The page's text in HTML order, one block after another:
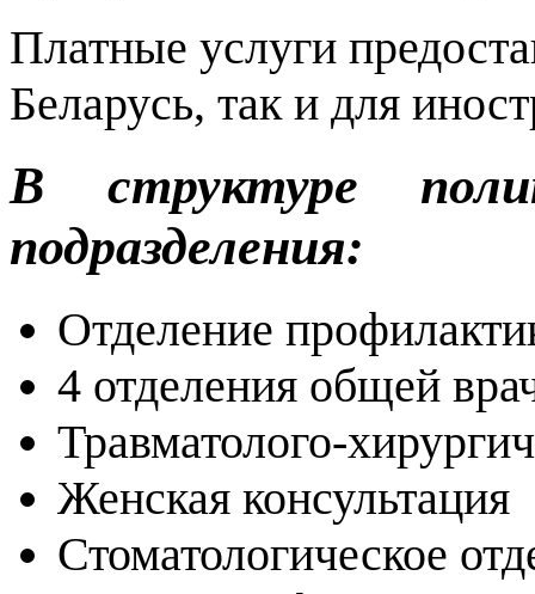
Платные услуги
Беларусь, так и для
В структуре
подразделения:
Отделение
4 отделения общей
Травматолого-
Женская консультация
Стоматологическое